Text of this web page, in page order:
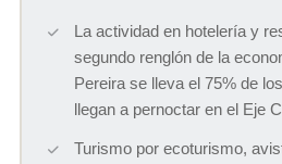
La actividad en hotelería y
segundo renglón de la
Pereira se lleva el 75% de
llegan a pernoctar en el Eje
Turismo por ecoturismo,